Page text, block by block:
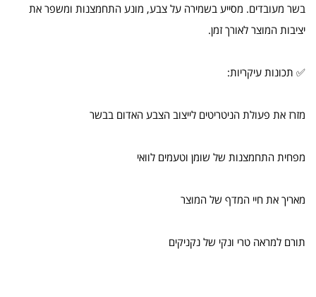
בשר מעובדים. מסייע בשמירה על צבע, מונע התחמצנות ומשפר את
יציבות המוצר לאורך זמן.
✅ תכונות עיקריות:
מזרז את פעולת הניטריטים לייצוב הצבע האדום בבשר
מפחית התחמצנות של שומן וטעמים לוואי
מאריך את חיי המדף של המוצר
תורם למראה טרי ונקי של נקניקים